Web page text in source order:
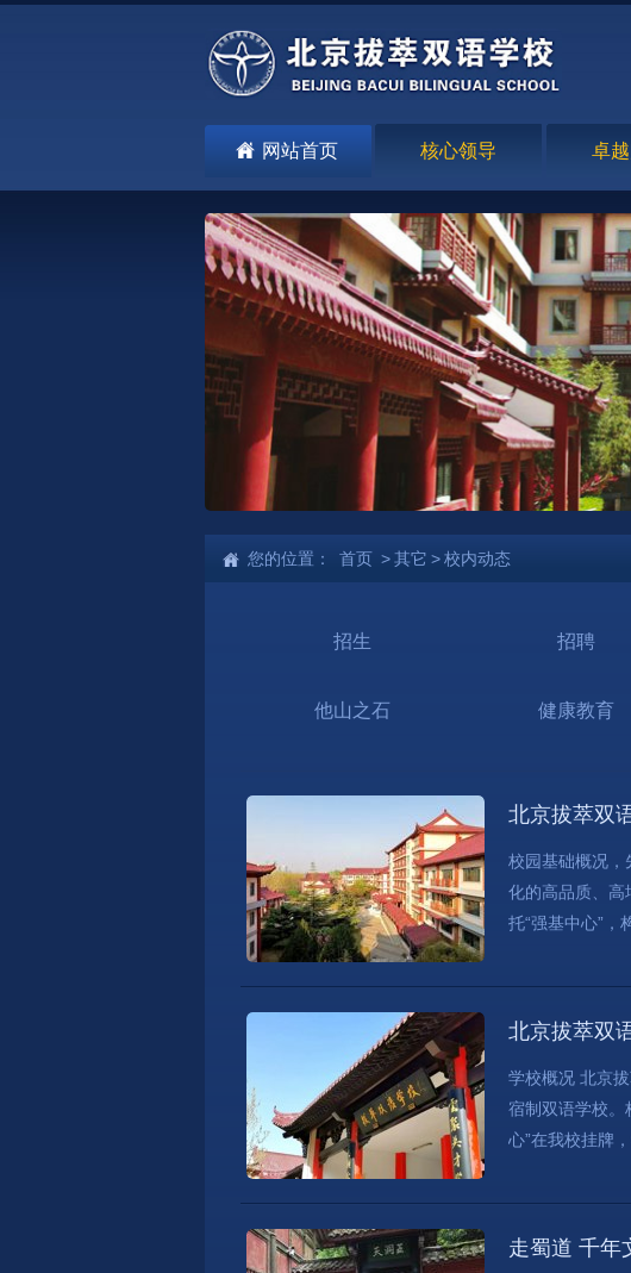
网站首页 核心领导 卓
您的位置： 首页 >其它 >校内动态
招生 招聘
他山之石 健康教育
北京拔萃双
校园基础概况，
化的高品质、高
托“强基中心”，
北京拔萃双
学校概况 北京
宿制双语学校。
心”在我校挂牌
走蜀道 千